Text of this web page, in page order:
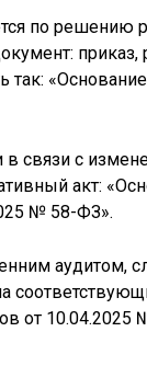
по решению
приказ,
связи с
акт:
№ 58-ФЗ».
аудитом,
от 10.04.2025